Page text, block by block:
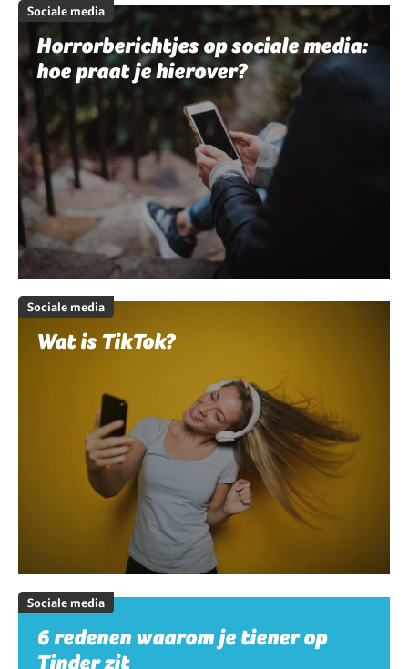
Sociale media
Horrorberichtjes op sociale media:
hoe praat je hierover?
Sociale media
Wat is TikTok?
Sociale media
6 redenen waarom je tiener op
Tinder zit